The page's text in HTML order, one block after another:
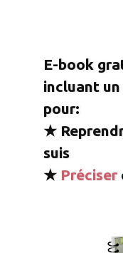
E-book
incluant
pour:
★
suis
★ Préciser